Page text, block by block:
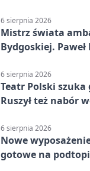
6 sierpnia 2026
Mistrz świata
Bydgoskiej.
6 sierpnia 2026
Teatr Polski szuka
Ruszył też nabór
6 sierpnia 2026
Nowe
gotowe na